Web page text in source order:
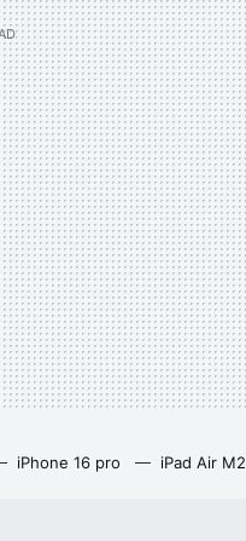
iPhone 16 pro iPad Air